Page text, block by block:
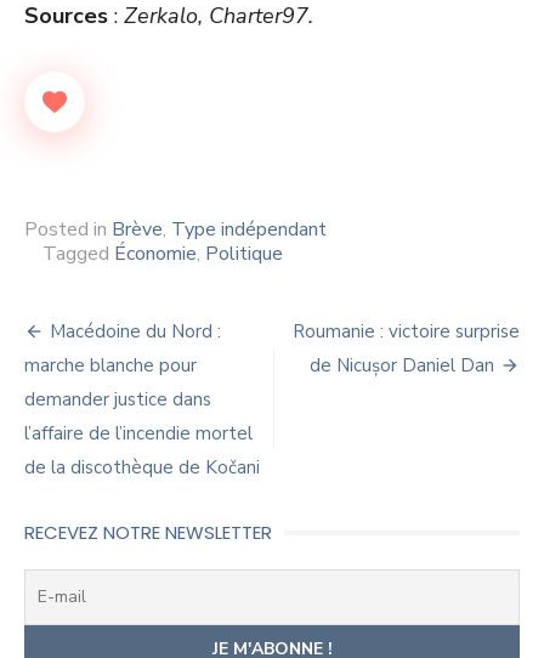
Sources : Zerkalo, Charter97.
Posted in Brève, Type indépendant
Tagged Économie, Politique
Navigation
de
l’article
Macédoine du Nord :
marche blanche pour
demander justice dans
l’affaire de l’incendie mortel
de la discothèque de Kočani
Roumanie : victoire surprise
de Nicușor Daniel Dan
RECEVEZ NOTRE NEWSLETTER